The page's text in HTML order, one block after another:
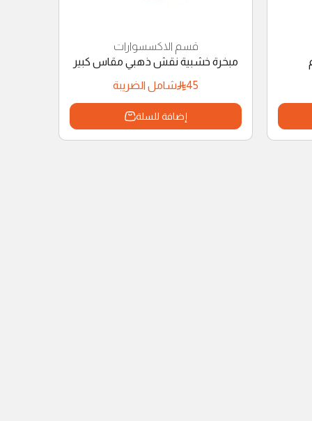
قسم الاكسسوارات
مبخرة خشبية نقش ذهبي مقاس كبير
45
شامل الضريبة
إضافة للسلة